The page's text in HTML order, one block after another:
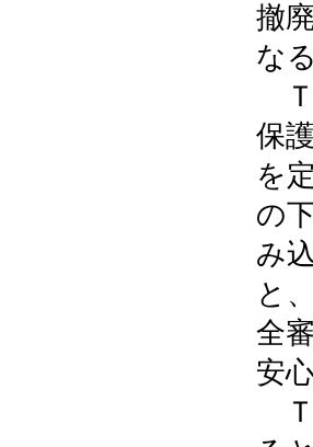
撤
なる
Ｔ
保
を
の
み
と
全
安
Ｔ